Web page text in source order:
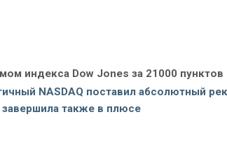
индекса Dow Jones за 21000 пунктов
NASDAQ поставил абсолютный
также в плюсе